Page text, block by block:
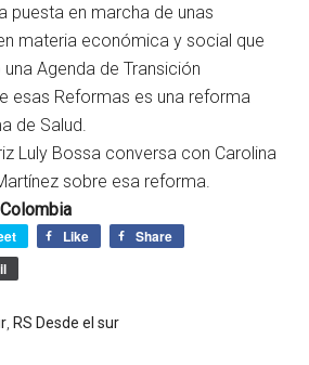
puesta en marcha de unas
materia económica y social que
Agenda de Transición
esas Reformas es una reforma
de Salud.
Luly Bossa conversa con Carolina
sobre esa reforma.
Like
Share
RS Desde el sur